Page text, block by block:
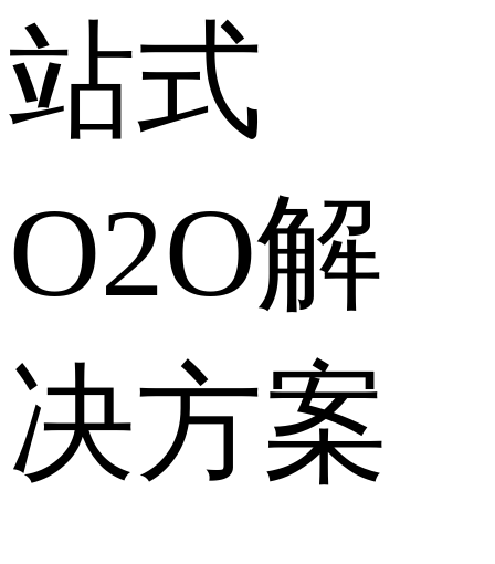
站式
O2O解
决方案